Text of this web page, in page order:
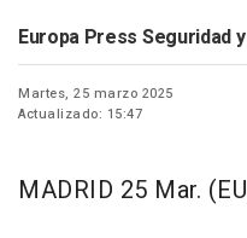
Europa Press Seguridad
Martes, 25 marzo 2025
Actualizado: 15:47
MADRID 25 Mar.